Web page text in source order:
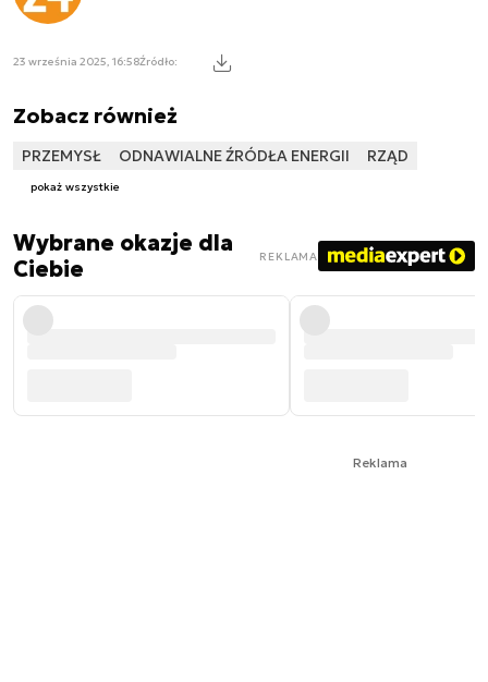
23 września 2025, 16:58Źródło:
Zobacz również
PRZEMYSŁ ODNAWIALNE ŹRÓDŁA ENERGII RZĄD
pokaż wszystkie
Wybrane okazje dla
Ciebie
REKLAMA
Reklama